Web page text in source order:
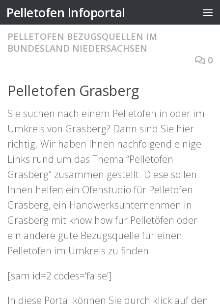
Zum Inhalt springen
Pelletofen Infoportal
PELLETOFEN BEZUGSQUELLEN IM
BUNDESLAND NIEDERSACHSEN
0
Pelletofen Grasberg
Sie suchen nach einem Pelletofen in oder im
Umkreis von Grasberg? Dann sind Sie hier
richtig. Wir haben Ihnen nachfolgend einige
Links rund um das Thema:“Pelletofen
Grasberg“ zusammen gestellt. Diese sollen
Ihnen helfen ein Ofenstudio für Pelletofen
Grasberg, ein Handwerksunternehmen in
Grasberg mit know how für Pelletöfen oder
ein andere gute Bezugsquelle für einen
Pelletofen im Umkreis zu finden.
[sam id=2 codes=’false‘]
In diese Portal können Sie durch klick auf den